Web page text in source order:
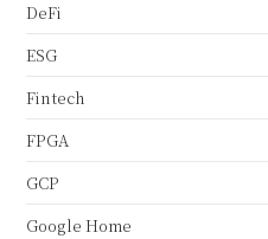
DeFi
ESG
Fintech
FPGA
GCP
Google Home